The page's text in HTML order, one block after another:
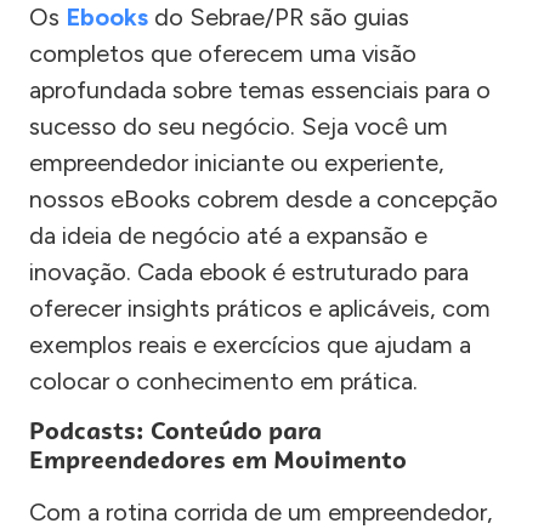
Os Ebooks do Sebrae/PR são guias
completos que oferecem uma visão
aprofundada sobre temas essenciais para o
sucesso do seu negócio. Seja você um
empreendedor iniciante ou experiente,
nossos eBooks cobrem desde a concepção
da ideia de negócio até a expansão e
inovação. Cada ebook é estruturado para
oferecer insights práticos e aplicáveis, com
exemplos reais e exercícios que ajudam a
colocar o conhecimento em prática.
Podcasts: Conteúdo para
Empreendedores em Movimento
Com a rotina corrida de um empreendedor,